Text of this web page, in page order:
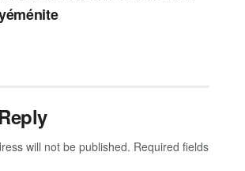
will not be published. Required fields